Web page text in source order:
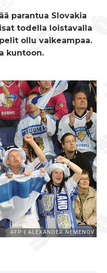
parantua Slovakia
todella loistavalla
ollu vaikeampaa.
kuntoon.